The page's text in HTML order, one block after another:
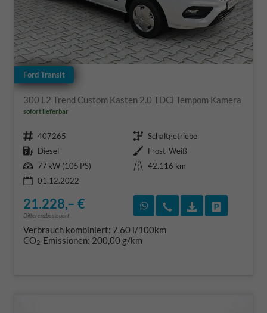
Ford Transit
300 L2 Trend Custom Kasten 2.0 TDCi Tempom Kamera
sofort lieferbar
Fahrzeugnr. 407265 Getriebe Schaltgetriebe
Kraftstoff Diesel Außenfarbe Frost-Weiß
Leistung 77 kW (105 PS) Kilometerstand
42.116 km
01.12.2022
21.228,– €
Differenzbesteuert
Rückruf vereinbaren
Wir rufen Sie an
Verbrauch kombiniert: 7,60 l/100km
CO2-Emissionen: 200,00 g/km